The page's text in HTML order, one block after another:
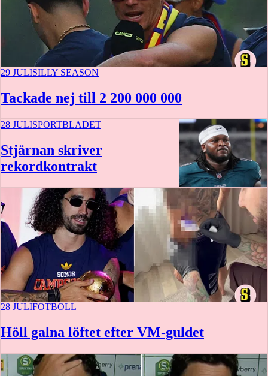
29 JULISILLY SEASON
Tackade nej till 2 200 000 000
28 JULISPORTBLADET
Stjärnan skriver
rekordkontrakt
28 JULIFOTBOLL
Höll galna löftet efter VM-guldet